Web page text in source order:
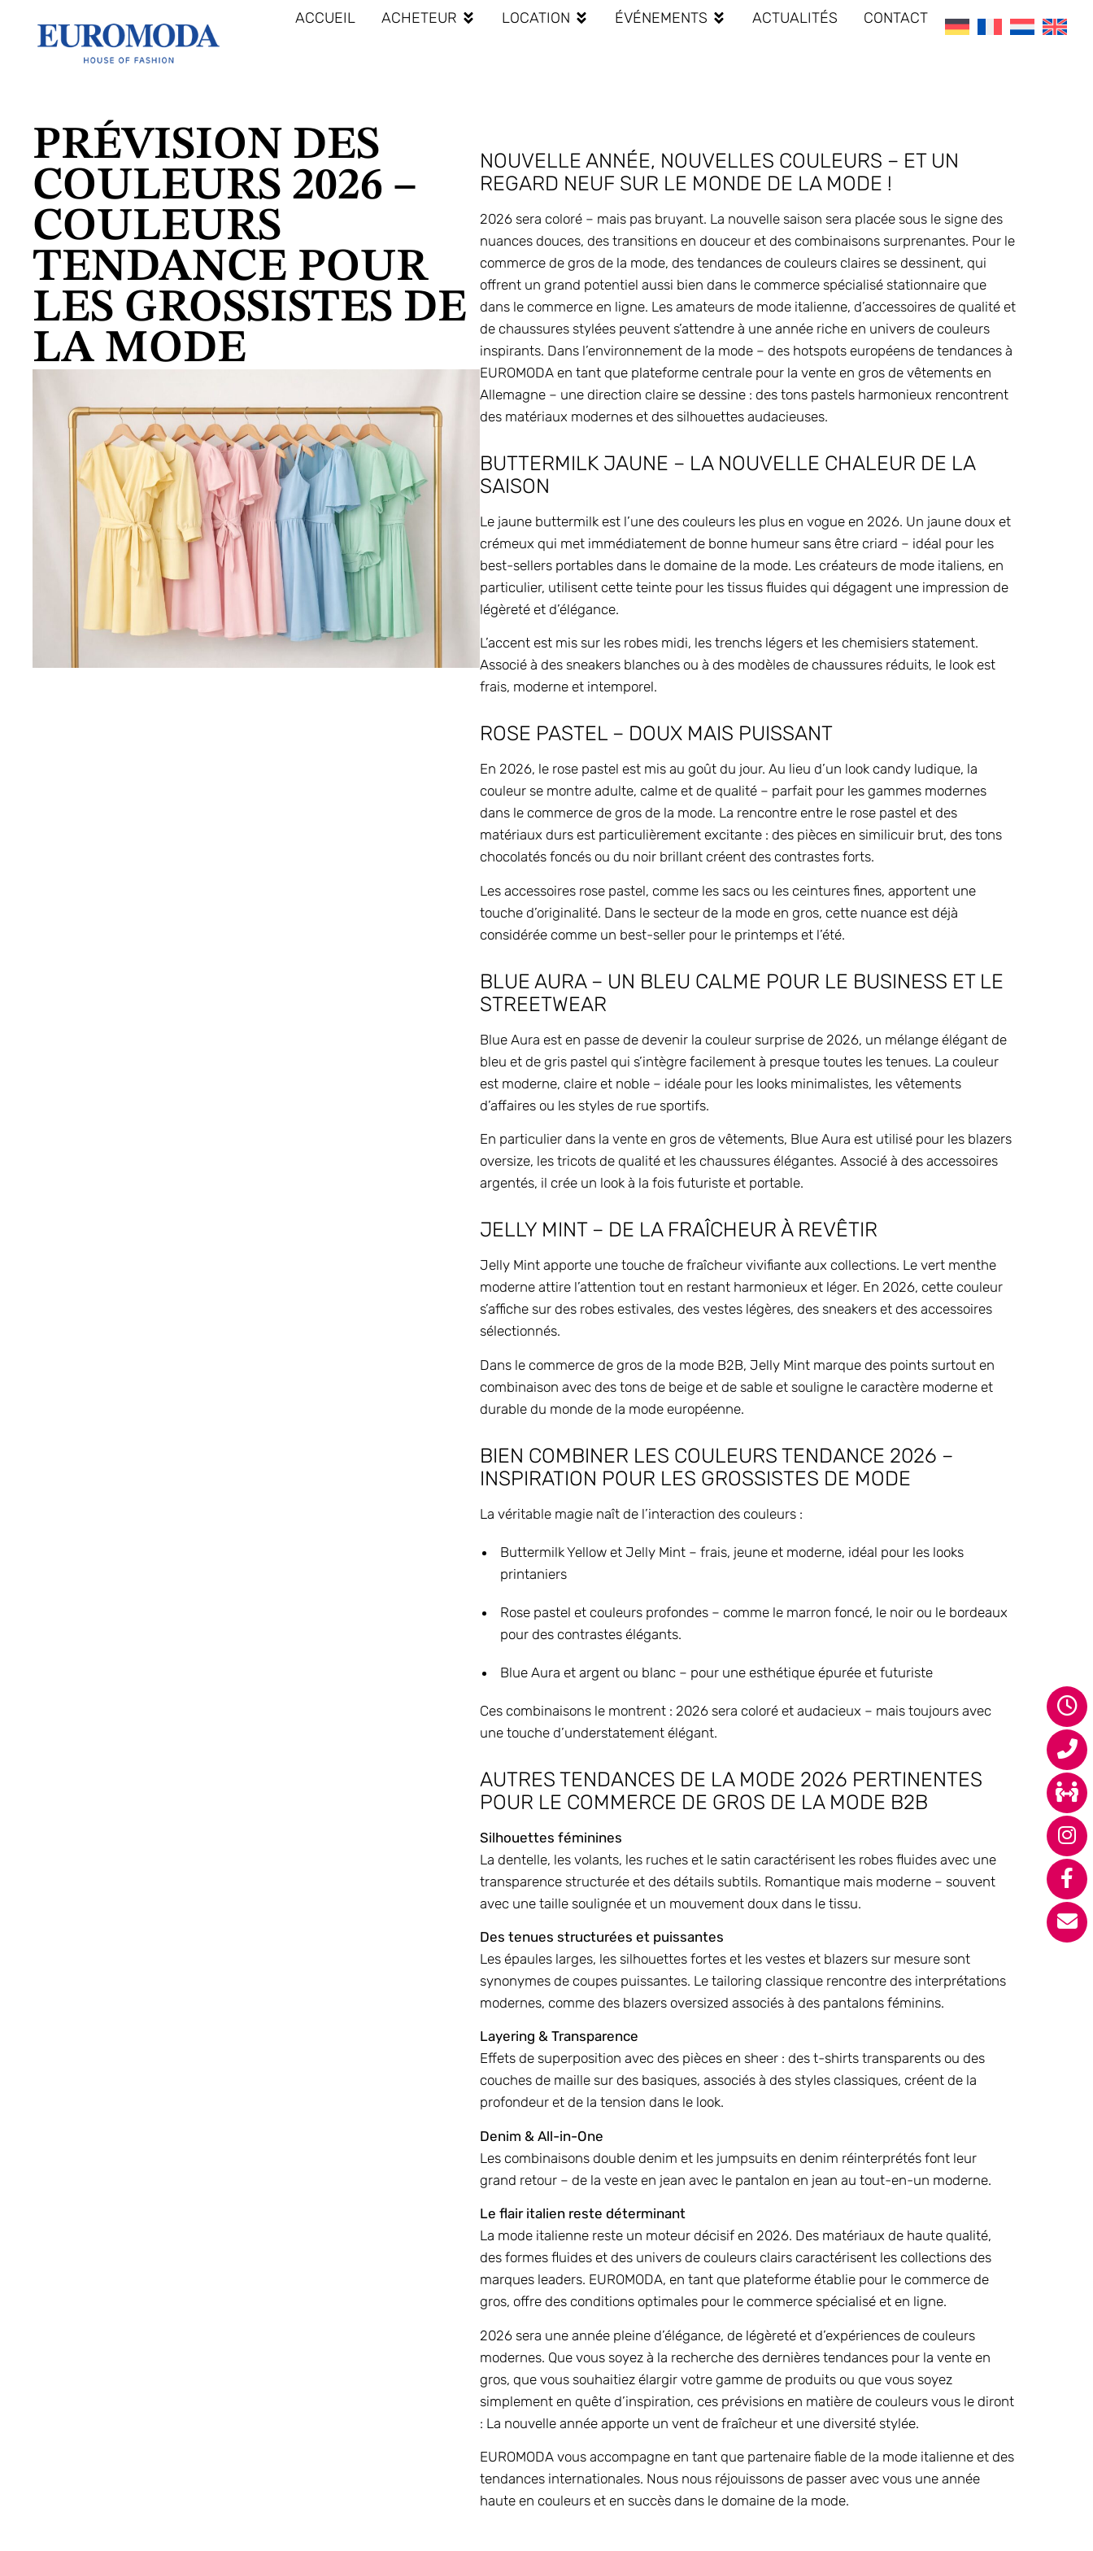
ACCUEIL ACHETEUR LOCATION ÉVÉNEMENTS ACTUALITÉS CONTACT
PRÉVISION DES
COULEURS 2026 –
COULEURS
TENDANCE POUR
LES GROSSISTES DE
LA MODE
NOUVELLE ANNÉE, NOUVELLES COULEURS – ET UN
REGARD NEUF SUR LE MONDE DE LA MODE !
2026 sera coloré – mais pas bruyant. La nouvelle saison sera placée sous le signe des
nuances douces, des transitions en douceur et des combinaisons surprenantes. Pour le
commerce de gros de la mode, des tendances de couleurs claires se dessinent, qui
offrent un grand potentiel aussi bien dans le commerce spécialisé stationnaire que
dans le commerce en ligne. Les amateurs de mode italienne, d’accessoires de qualité et
de chaussures stylées peuvent s’attendre à une année riche en univers de couleurs
inspirants. Dans l’environnement de la mode – des hotspots européens de tendances à
EUROMODA en tant que plateforme centrale pour la vente en gros de vêtements en
Allemagne – une direction claire se dessine : des tons pastels harmonieux rencontrent
des matériaux modernes et des silhouettes audacieuses.
BUTTERMILK JAUNE – LA NOUVELLE CHALEUR DE LA
SAISON
Le jaune buttermilk est l’une des couleurs les plus en vogue en 2026. Un jaune doux et
crémeux qui met immédiatement de bonne humeur sans être criard – idéal pour les
best-sellers portables dans le domaine de la mode. Les créateurs de mode italiens, en
particulier, utilisent cette teinte pour les tissus fluides qui dégagent une impression de
légèreté et d’élégance.
L’accent est mis sur les robes midi, les trenchs légers et les chemisiers statement.
Associé à des sneakers blanches ou à des modèles de chaussures réduits, le look est
frais, moderne et intemporel.
ROSE PASTEL – DOUX MAIS PUISSANT
En 2026, le rose pastel est mis au goût du jour. Au lieu d’un look candy ludique, la
couleur se montre adulte, calme et de qualité – parfait pour les gammes modernes
dans le commerce de gros de la mode. La rencontre entre le rose pastel et des
matériaux durs est particulièrement excitante : des pièces en similicuir brut, des tons
chocolatés foncés ou du noir brillant créent des contrastes forts.
Les accessoires rose pastel, comme les sacs ou les ceintures fines, apportent une
touche d’originalité. Dans le secteur de la mode en gros, cette nuance est déjà
considérée comme un best-seller pour le printemps et l’été.
BLUE AURA – UN BLEU CALME POUR LE BUSINESS ET LE
STREETWEAR
Blue Aura est en passe de devenir la couleur surprise de 2026, un mélange élégant de
bleu et de gris pastel qui s’intègre facilement à presque toutes les tenues. La couleur
est moderne, claire et noble – idéale pour les looks minimalistes, les vêtements
d’affaires ou les styles de rue sportifs.
En particulier dans la vente en gros de vêtements, Blue Aura est utilisé pour les blazers
oversize, les tricots de qualité et les chaussures élégantes. Associé à des accessoires
argentés, il crée un look à la fois futuriste et portable.
JELLY MINT – DE LA FRAÎCHEUR À REVÊTIR
Jelly Mint apporte une touche de fraîcheur vivifiante aux collections. Le vert menthe
moderne attire l’attention tout en restant harmonieux et léger. En 2026, cette couleur
s’affiche sur des robes estivales, des vestes légères, des sneakers et des accessoires
sélectionnés.
Dans le commerce de gros de la mode B2B, Jelly Mint marque des points surtout en
combinaison avec des tons de beige et de sable et souligne le caractère moderne et
durable du monde de la mode européenne.
BIEN COMBINER LES COULEURS TENDANCE 2026 –
INSPIRATION POUR LES GROSSISTES DE MODE
La véritable magie naît de l’interaction des couleurs :
Buttermilk Yellow et Jelly Mint – frais, jeune et moderne, idéal pour les looks
printaniers
Rose pastel et couleurs profondes – comme le marron foncé, le noir ou le bordeaux
pour des contrastes élégants.
Blue Aura et argent ou blanc – pour une esthétique épurée et futuriste
Ces combinaisons le montrent : 2026 sera coloré et audacieux – mais toujours avec
une touche d’understatement élégant.
AUTRES TENDANCES DE LA MODE 2026 PERTINENTES
POUR LE COMMERCE DE GROS DE LA MODE B2B
Silhouettes féminines
La dentelle, les volants, les ruches et le satin caractérisent les robes fluides avec une
transparence structurée et des détails subtils. Romantique mais moderne – souvent
avec une taille soulignée et un mouvement doux dans le tissu.
Des tenues structurées et puissantes
Les épaules larges, les silhouettes fortes et les vestes et blazers sur mesure sont
synonymes de coupes puissantes. Le tailoring classique rencontre des interprétations
modernes, comme des blazers oversized associés à des pantalons féminins.
Layering & Transparence
Effets de superposition avec des pièces en sheer : des t-shirts transparents ou des
couches de maille sur des basiques, associés à des styles classiques, créent de la
profondeur et de la tension dans le look.
Denim & All-in-One
Les combinaisons double denim et les jumpsuits en denim réinterprétés font leur
grand retour – de la veste en jean avec le pantalon en jean au tout-en-un moderne.
Le flair italien reste déterminant
La mode italienne reste un moteur décisif en 2026. Des matériaux de haute qualité,
des formes fluides et des univers de couleurs clairs caractérisent les collections des
marques leaders. EUROMODA, en tant que plateforme établie pour le commerce de
gros, offre des conditions optimales pour le commerce spécialisé et en ligne.
2026 sera une année pleine d’élégance, de légèreté et d’expériences de couleurs
modernes. Que vous soyez à la recherche des dernières tendances pour la vente en
gros, que vous souhaitiez élargir votre gamme de produits ou que vous soyez
simplement en quête d’inspiration, ces prévisions en matière de couleurs vous le diront
: La nouvelle année apporte un vent de fraîcheur et une diversité stylée.
EUROMODA vous accompagne en tant que partenaire fiable de la mode italienne et des
tendances internationales. Nous nous réjouissons de passer avec vous une année
haute en couleurs et en succès dans le domaine de la mode.